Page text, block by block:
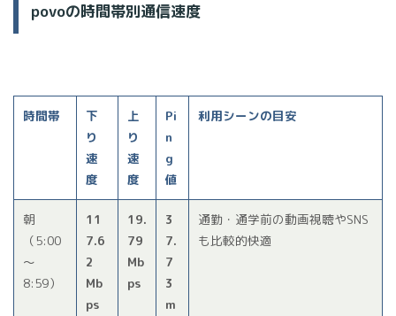
povoの時間帯別通信速度
時間帯
下
り
速
度
上
り
速
度
Pi
n
g
値
利用シーンの目安
朝
（5:00
〜
8:59）
11
7.6
2
Mb
ps
19.
79
Mb
ps
3
7.
7
3
m
通勤・通学前の動画視聴やSNS
も比較的快適